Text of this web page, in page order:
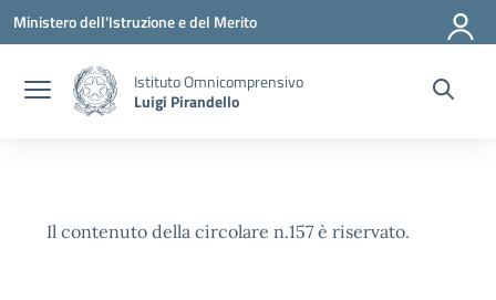
Vai ai contenuti
Vai al menu di navigazione
Vai al footer
Ministero dell'Istruzione e del Merito
Istituto Omnicomprensivo
Luigi Pirandello
Il contenuto della circolare n.157 è riservato.